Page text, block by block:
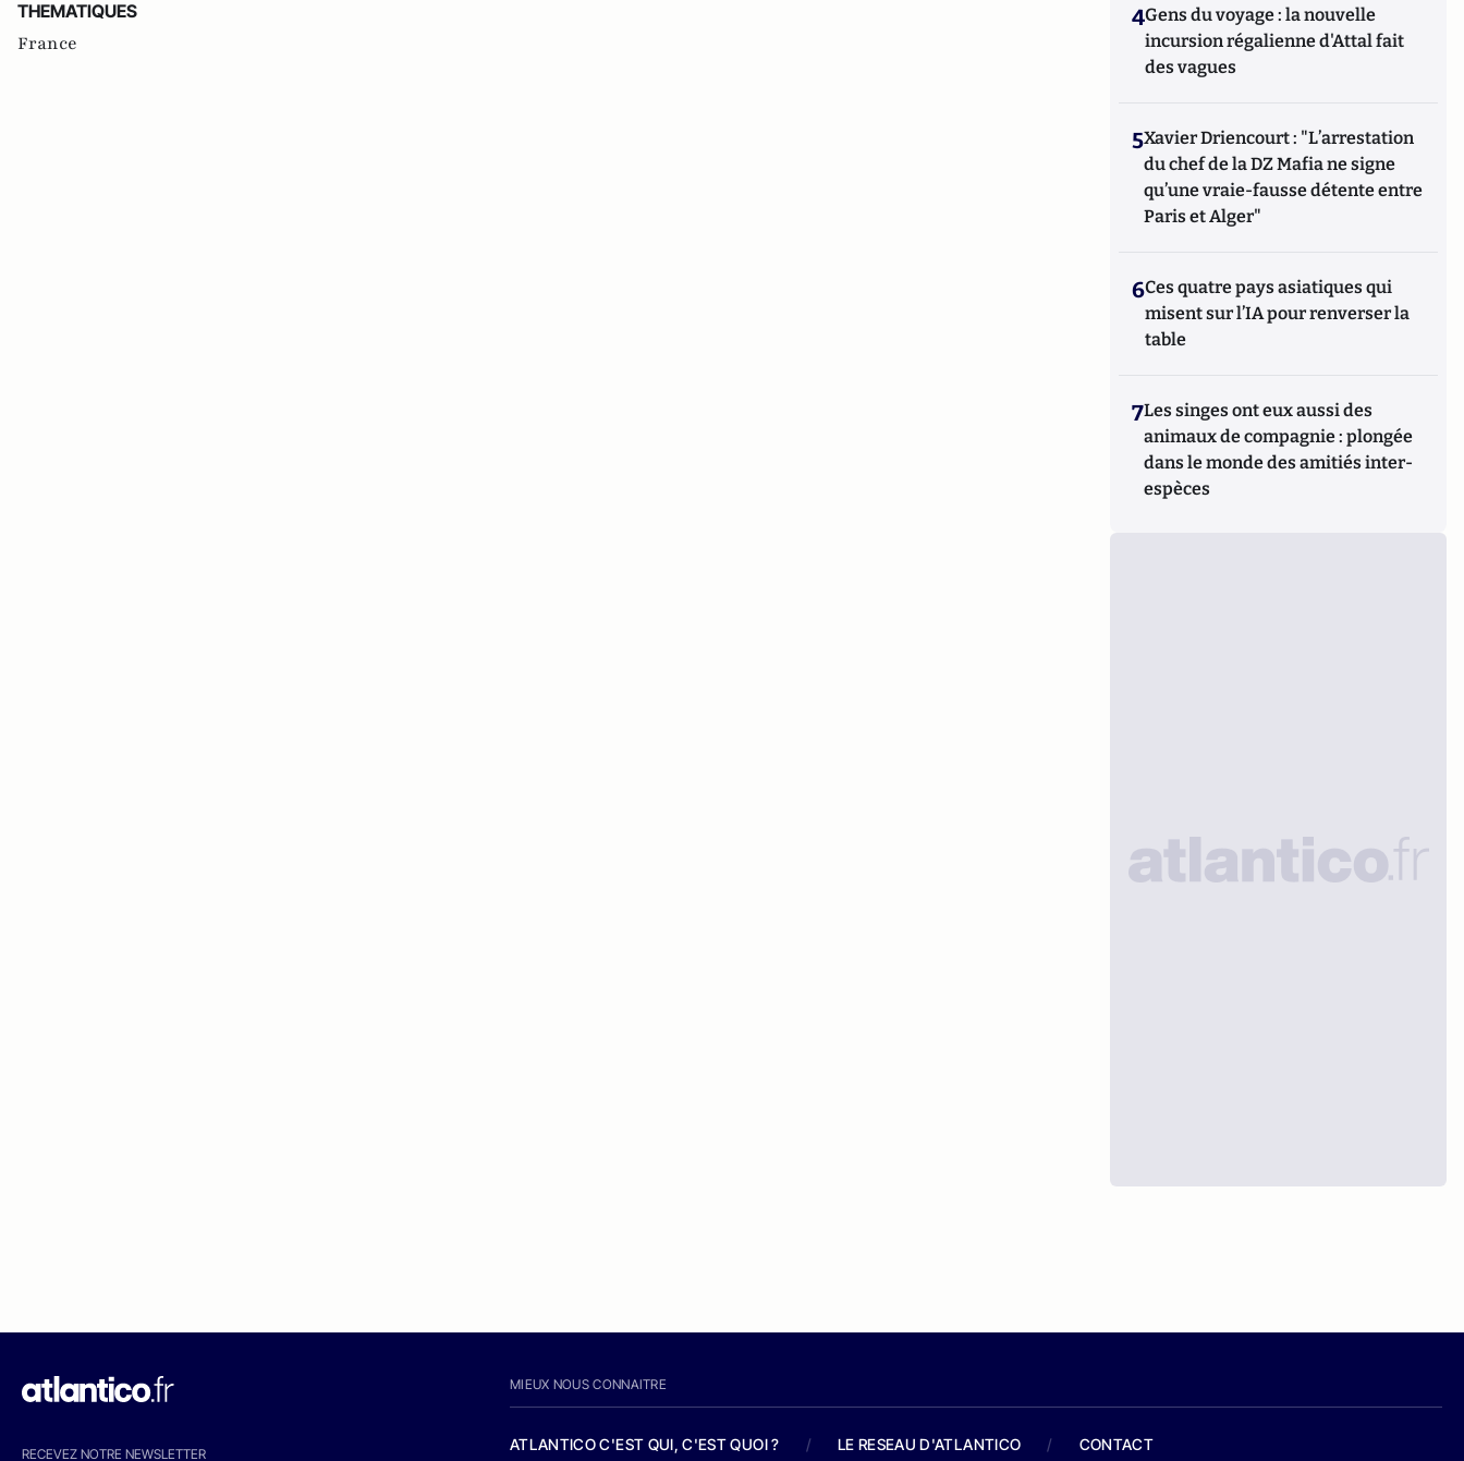
THEMATIQUES
France
4Gens du voyage : la nouvelle
incursion régalienne d'Attal fait
des vagues
5Xavier Driencourt : "L’arrestation
du chef de la DZ Mafia ne signe
qu’une vraie-fausse détente entre
Paris et Alger"
6Ces quatre pays asiatiques qui
misent sur l’IA pour renverser la
table
7Les singes ont eux aussi des
animaux de compagnie : plongée
dans le monde des amitiés inter-
espèces
RECEVEZ NOTRE NEWSLETTER
MIEUX NOUS CONNAITRE
ATLANTICO C'EST QUI, C'EST QUOI ? / LE RESEAU D'ATLANTICO / CONTACT